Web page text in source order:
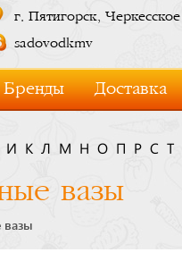
г. Пятигорск,
sadovodkmv
Бренды Доставка
И К Л М Н О П Р С Т
вазы
вазы